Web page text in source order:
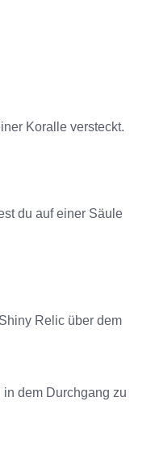
Koralle versteckt.
du auf einer Säule
Relic über dem
dem Durchgang zu